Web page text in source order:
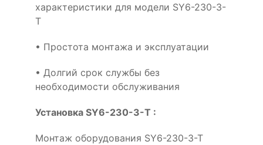
характеристики для модели SY6-230-3-
T
• Простота монтажа и эксплуатации
• Долгий срок службы без
необходимости обслуживания
Установка SY6-230-3-T :
Монтаж оборудования SY6-230-3-T